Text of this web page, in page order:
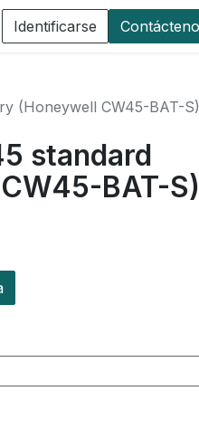
Identificarse
(Honeywell CW45-BAT-S)
standard
BAT-S)